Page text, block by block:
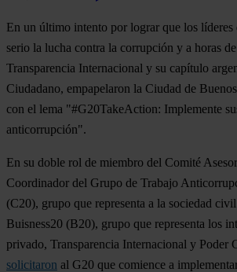
En un último intento por lograr que los líderes
serio la lucha contra la corrupción y a horas
Transparencia Internacional y su capítulo
Ciudadano, empapelaron la Ciudad de
con el lema "#G20TakeAction: Implemente
anticorrupción".
En su doble rol de miembro del Comité
Coordinador del Grupo de Trabajo
(C20), grupo que representa a la sociedad
Buisness20 (B20), grupo que representa los
privado, Transparencia Internacional y Poder
solicitaron al G20 que comience a